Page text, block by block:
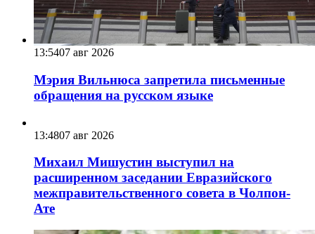
13:5407 авг 2026
Мэрия Вильнюса запретила письменные
обращения на русском языке
13:4807 авг 2026
Михаил Мишустин выступил на
расширенном заседании Евразийского
межправительственного совета в Чолпон-
Ате